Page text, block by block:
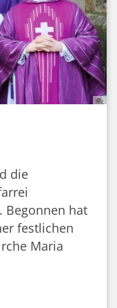
© -
die
Begonnen hat
festlichen
Maria